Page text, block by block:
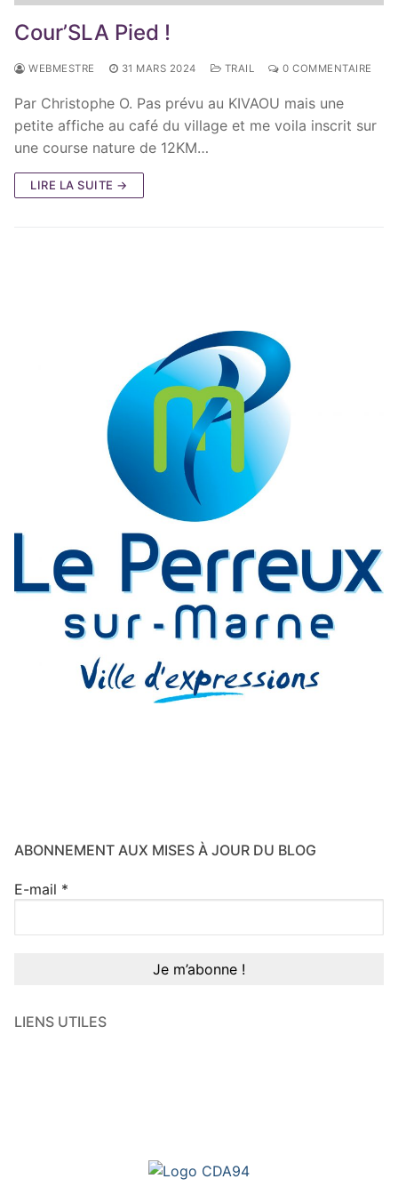
Cour’SLA Pied !
WEBMESTRE 31 MARS 2024 TRAIL 0 COMMENTAIRE
Par Christophe O. Pas prévu au KIVAOU mais une
petite affiche au café du village et me voila inscrit sur
une course nature de 12KM…
LIRE LA SUITE →
ABONNEMENT AUX MISES À JOUR DU BLOG
E-mail *
LIENS UTILES